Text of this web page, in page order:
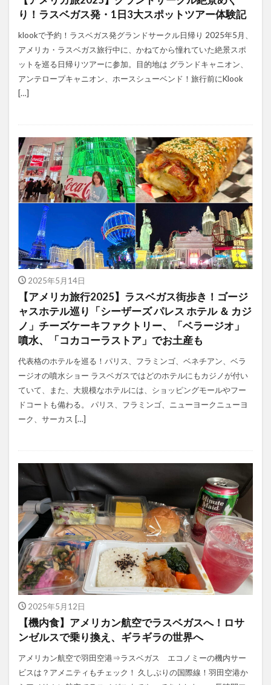
り！ラスベガス発・1日3大スポットツアー体験記
klookで予約！ラスベガス発グランドサークル日帰り 2025年5月、
アメリカ・ラスベガス旅行中に、かねてから憧れていた絶景スポ
ットを巡る日帰りツアーに参加。目的地は グランドキャニオン、
アンテロープキャニオン、ホースシューベンド！旅行前にKlook
[…]
2025年5月14日
【アメリカ旅行2025】ラスベガス街歩き！ゴージ
ャスホテル巡り「シーザーズ パレス ホテル ＆ カジ
ノ」チーズケーキファクトリー、「ベラージオ」
噴水、「コカコーラストア」でお土産も
代表格のホテルを巡る！パリス、フラミンゴ、ベネチアン、ベラ
ージオの噴水ショー ラスベガスではどのホテルにもカジノが付い
ていて、また、大規模なホテルには、ショッピングモールやフー
ドコートも備わる。 パリス、フラミンゴ、ニューヨークニューヨ
ーク、サーカス […]
2025年5月12日
【機内食】アメリカン航空でラスベガスへ！ロサ
ンゼルスで乗り換え、ギラギラの世界へ
アメリカン航空で羽田空港⇒ラスベガス エコノミーの機内サー
ビスは？アメニティもチェック！ 久しぶりの国際線！羽田空港か